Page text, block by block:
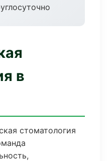
в
стоматология